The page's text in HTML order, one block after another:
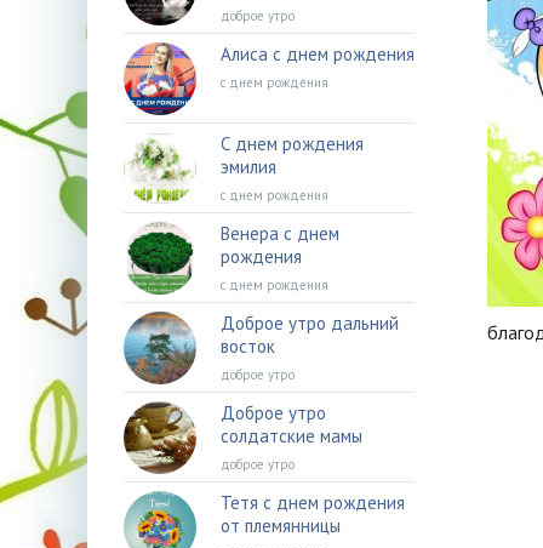
доброе утро
Алиса с днем рождения
с днем рождения
С днем рождения
эмилия
с днем рождения
Венера с днем
рождения
с днем рождения
Доброе утро дальний
восток
доброе утро
Доброе утро
солдатские мамы
доброе утро
Тетя с днем рождения
от племянницы